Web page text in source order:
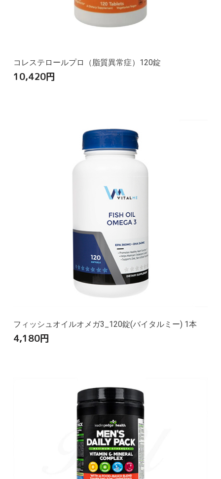
コレステロールプロ（脂質異常症）120錠
10,420円
フィッシュオイルオメガ3_120錠(バイタルミー) 1本
4,180円